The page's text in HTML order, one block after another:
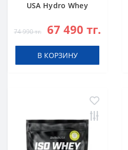
USA Hydro Whey
g
74 990 тг. 67 490 тг.
В КОРЗИНУ